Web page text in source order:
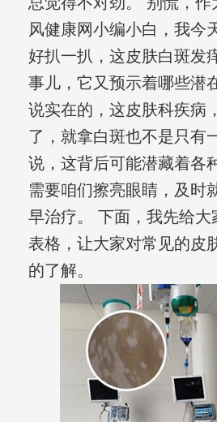
风健康网小编小白，我今
好扒一扒，这皮肤白斑发
事儿，它又预示着哪些潜
说实在的，这皮肤科疾病
了，就拿白斑也不是只有
说，这背后可能潜藏着各
需要咱们擦亮眼睛，及时
早治疗。 下面，我先给大
表格，让大家对常见的皮
的了解。